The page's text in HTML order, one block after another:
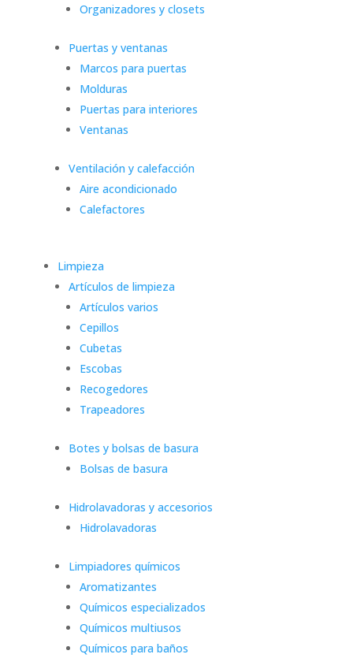
Organizadores y closets
Puertas y ventanas
Marcos para puertas
Molduras
Puertas para interiores
Ventanas
Ventilación y calefacción
Aire acondicionado
Calefactores
Limpieza
Artículos de limpieza
Artículos varios
Cepillos
Cubetas
Escobas
Recogedores
Trapeadores
Botes y bolsas de basura
Bolsas de basura
Hidrolavadoras y accesorios
Hidrolavadoras
Limpiadores químicos
Aromatizantes
Químicos especializados
Químicos multiusos
Químicos para baños